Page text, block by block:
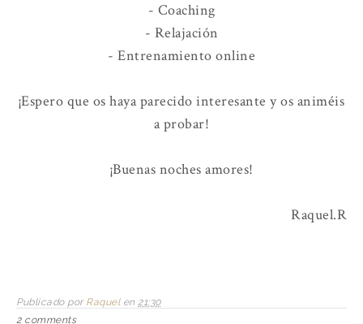
- Coaching
- Relajación
- Entrenamiento online
¡Espero que os haya parecido interesante y os animéis
a probar!
¡Buenas noches amores!
Raquel.R
Publicado por Raquel en 21:30
2 comments